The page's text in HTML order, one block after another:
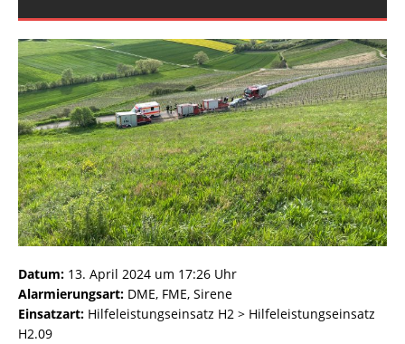
Datum: 13. April 2024 um 17:26 Uhr
Alarmierungsart: DME, FME, Sirene
Einsatzart: Hilfeleistungseinsatz H2 > Hilfeleistungseinsatz
H2.09